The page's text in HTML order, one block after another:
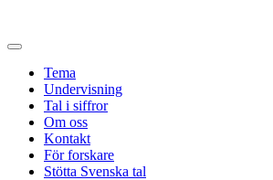
Tema
Undervisning
Tal i siffror
Om oss
Kontakt
För forskare
Stötta Svenska tal